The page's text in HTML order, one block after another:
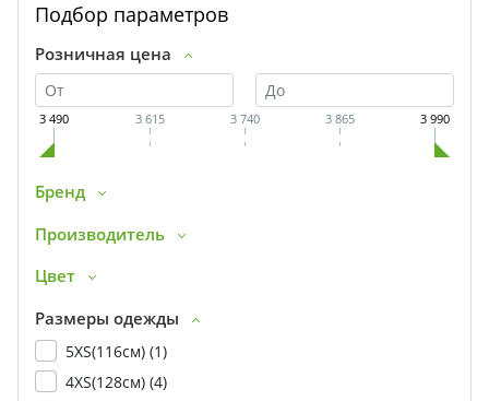
Подбор параметров
Розничная цена
3 490 3 615 3 740 3 865 3 990
Бренд
Производитель
Цвет
Размеры одежды
5XS(116см) (1)
4XS(128см) (4)